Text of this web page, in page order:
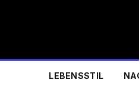
LEBENSSTIL